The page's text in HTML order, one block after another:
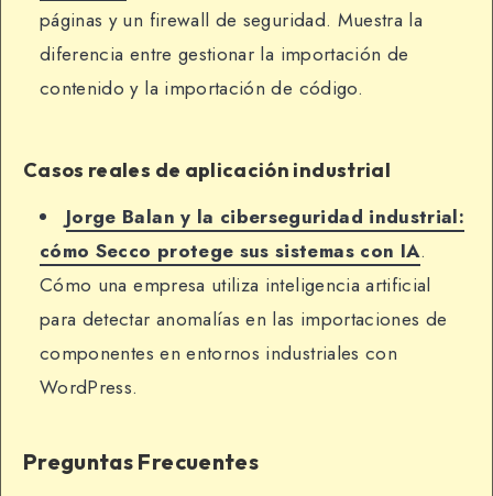
páginas y un firewall de seguridad. Muestra la
diferencia entre gestionar la importación de
contenido y la importación de código.
Casos reales de aplicación industrial
Jorge Balan y la ciberseguridad industrial:
cómo Secco protege sus sistemas con IA.
Cómo una empresa utiliza inteligencia artificial
para detectar anomalías en las importaciones de
componentes en entornos industriales con
WordPress.
Preguntas Frecuentes